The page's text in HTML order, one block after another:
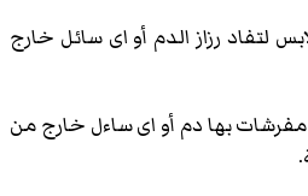
لتفاد رزاز الدم أو اى سائل خارج
مفرشات بها دم أو اى ساءل خارج من